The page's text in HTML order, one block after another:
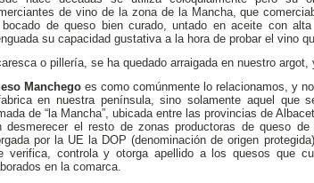
de vino de la zona de la Mancha, que
de queso bien curado, untado en aceite con
su capacidad gustativa a la hora de probar el vino
o pillería, se ha quedado arraigada en nuestro
Manchego es como comúnmente lo relacionamos, y
en nuestra península, sino solamente aquel que
de “la Mancha”, ubicada entre las provincias de
desmerecer el resto de zonas productoras de queso
por la UE la DOP (denominación de origen
verifica, controla y otorga apellido a los quesos que
en la comarca.